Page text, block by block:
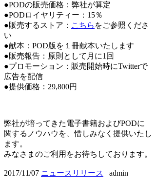
●PODの販売価格：弊社が算定
●PODロイヤリティー：15％
●販売するストア： こちら をご参照くださ
い
●献本：POD版を１冊献本いたします
●販売報告：原則として月に1回
●プロモーション：販売開始時にTwitterで
広告を配信
●提供価格：29,800円
弊社が培ってきた電子書籍およびPODに
関するノウハウを、惜しみなく提供いたし
ます。
みなさまのご利用をお待ちしております。
2017/11/07 ニュースリリース admin